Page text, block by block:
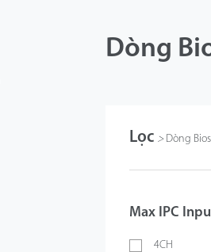
Dòng
Lọc > Dòng
Max IPC
4CH